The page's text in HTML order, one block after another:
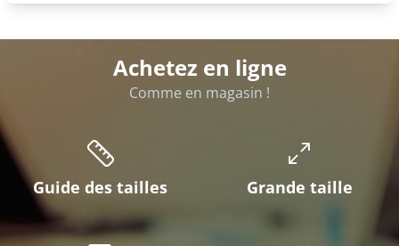
Achetez en ligne
Comme en magasin !
Guide des tailles Grande taille